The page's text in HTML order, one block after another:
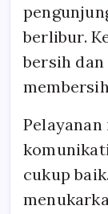
berlibur.
bersih
cukup